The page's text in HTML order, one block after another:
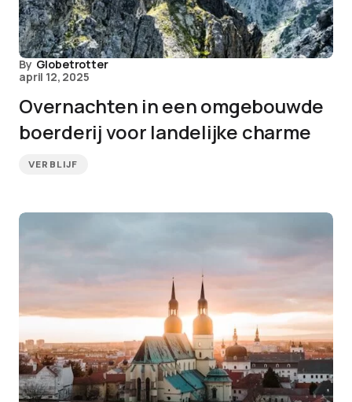
By Globetrotter
april 12, 2025
Overnachten in een omgebouwde
boerderij voor landelijke charme
VERBLIJF